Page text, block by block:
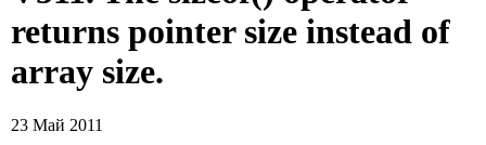
returns pointer size instead of
array size.
23 Май 2011